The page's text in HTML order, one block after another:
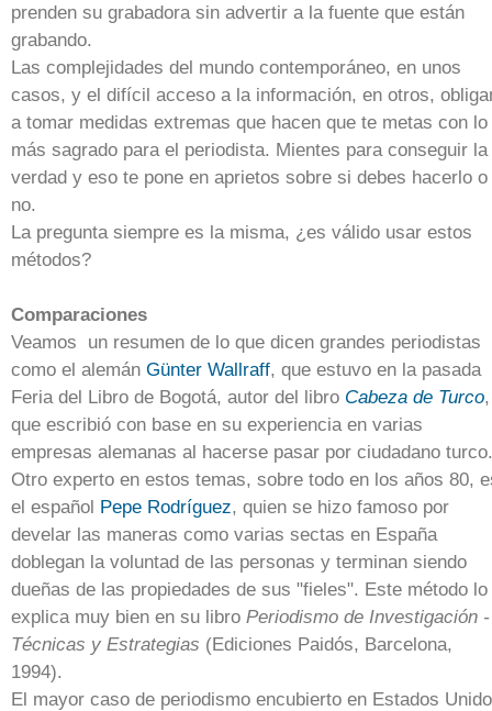
prenden su grabadora sin advertir a la fuente que están
grabando.
Las complejidades del mundo contemporáneo, en unos
casos, y el difícil acceso a la información, en otros,
a tomar medidas extremas que hacen que te metas con lo
más sagrado para el periodista. Mientes para conseguir la
verdad y eso te pone en aprietos sobre si debes hacerlo o
no.
La pregunta siempre es la misma, ¿es válido usar estos
métodos?
Comparaciones
Veamos un resumen de lo que dicen grandes periodistas
como el alemán Günter Wallraff, que estuvo en la pasada
Feria del Libro de Bogotá, autor del libro Cabeza de Turco,
que escribió con base en su experiencia en varias
empresas alemanas al hacerse pasar por ciudadano turco.
Otro experto en estos temas, sobre todo en los años 80,
el español Pepe Rodríguez, quien se hizo famoso por
develar las maneras como varias sectas en España
doblegan la voluntad de las personas y terminan siendo
dueñas de las propiedades de sus "fieles". Este método lo
explica muy bien en su libro Periodismo de Investigación -
Técnicas y Estrategias (Ediciones Paidós, Barcelona,
1994).
El mayor caso de periodismo encubierto en Estados